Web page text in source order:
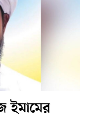
ইমামের